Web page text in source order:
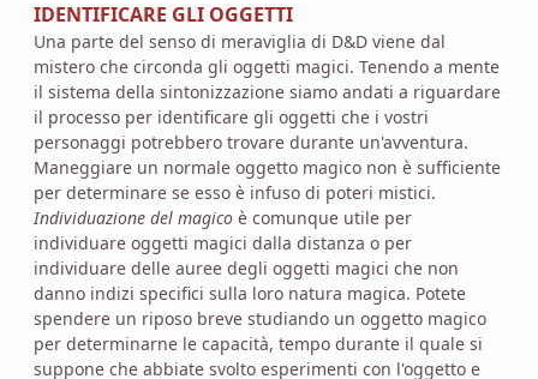
IDENTIFICARE GLI OGGETTI
Una parte del senso di meraviglia di D&D viene dal
mistero che circonda gli oggetti magici. Tenendo a mente
il sistema della sintonizzazione siamo andati a riguardare
il processo per identificare gli oggetti che i vostri
personaggi potrebbero trovare durante un'avventura.
Maneggiare un normale oggetto magico non è sufficiente
per determinare se esso è infuso di poteri mistici.
Individuazione del magico è comunque utile per
individuare oggetti magici dalla distanza o per
individuare delle auree degli oggetti magici che non
danno indizi specifici sulla loro natura magica. Potete
spendere un riposo breve studiando un oggetto magico
per determinarne le capacità, tempo durante il quale si
suppone che abbiate svolto esperimenti con l'oggetto e